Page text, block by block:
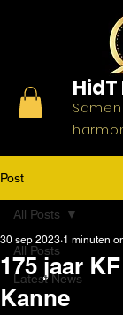
HidT
Post
All Posts
Latest News
All Posts
175 jaar
Kanne
30 sep 2023 1 minuten